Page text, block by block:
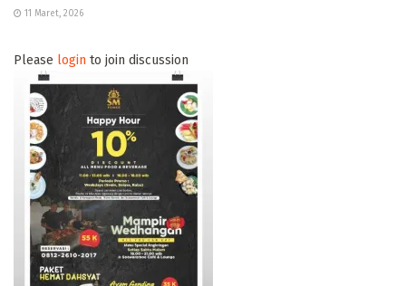
11 Maret, 2026
Please login to join discussion